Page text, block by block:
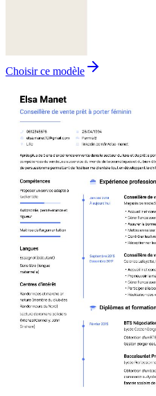
Choisir ce modèle